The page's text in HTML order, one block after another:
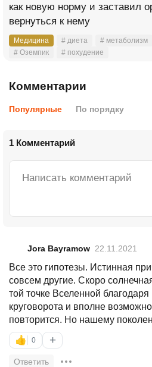
как новую норму и заставил
вернуться к нему
Медицина # диета # метаболизм
# Оземпик
# похудение
Комментарии
Популярные По порядку
1 Комментарий
Jora Bayramow 22.11.2021
Все это гипотезы. Истинная
совсем другие. Скоро
той точке Вселенной благодаря
круговорота и вполне
повторится. Но нашему
👍 0 +
Ответить